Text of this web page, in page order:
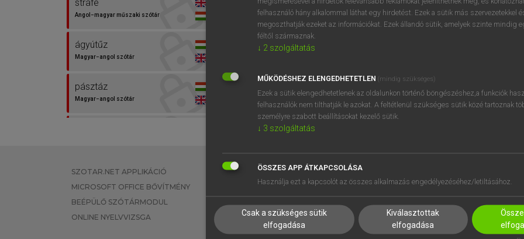
strafe
Angol−magyar műszaki szótár
ágyútűz
Magyar−angol szótár
pásztáz
Magyar−angol szótár
Aufschub des
Vollstreckungsbeginns
Európai uniós terminológiai szótár
⚲ strafekeresése szótárainkban
SZOTAR.NET APPLIKÁCIÓ
MICROSOFT OFFICE BŐVÍTMÉNY
BEÉPÜLŐ SZÓTÁRMODUL
ONLINE NYELVVIZSGA
EGYÉNI FELHASZNÁLÓKNAK
TANULÓKNAK
VÁLLALATI MEGOLDÁSOK
SÚGÓ
RÓLUNK
SÜTI BEÁLLÍTÁSOK
felhasználó hány alkalommal láthat egy hirdetést. Ezek a sütik más szervezetekkel
megoszthatják ezeket az információkat. Ezek állandó sütik, amelyek szinte mindig
féltől származnak.
↓ 2 szolgáltatás
MŰKÖDÉSHEZ ELENGEDHETETLEN (mindig szükséges)
Ezek a sütik elengedhetetlenek az oldalunkon történő böngészéshez,a funkciók
felhasználók nem tilthatják le azokat. A feltétlenül szükséges sütik közé tartoznak
személyre szabott beállításokat kezelő sütik.
↓ 3 szolgáltatás
ÖSSZES APP ÁTKAPCSOLÁSA
Használja ezt a kapcsolót az összes alkalmazás engedélyezéséhez/letiltásához.
Csak a szükséges sütik
elfogadása
Kiválasztottak
elfogadása